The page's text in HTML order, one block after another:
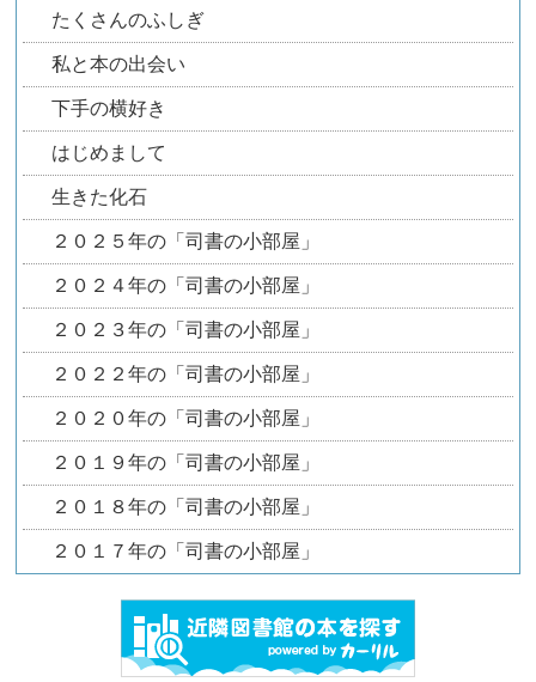
たくさんのふしぎ
私と本の出会い
下手の横好き
はじめまして
生きた化石
２０２５年の「司書の小部屋」
２０２４年の「司書の小部屋」
２０２３年の「司書の小部屋」
２０２２年の「司書の小部屋」
２０２０年の「司書の小部屋」
２０１９年の「司書の小部屋」
２０１８年の「司書の小部屋」
２０１７年の「司書の小部屋」